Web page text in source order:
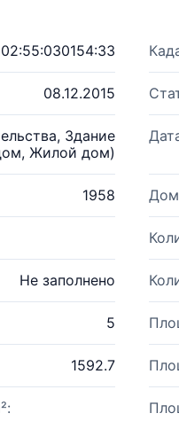
02:55:030154:33
08.12.2015
Здание
Жилой дом)
1958 Дом
Не заполнено
5
1592.7